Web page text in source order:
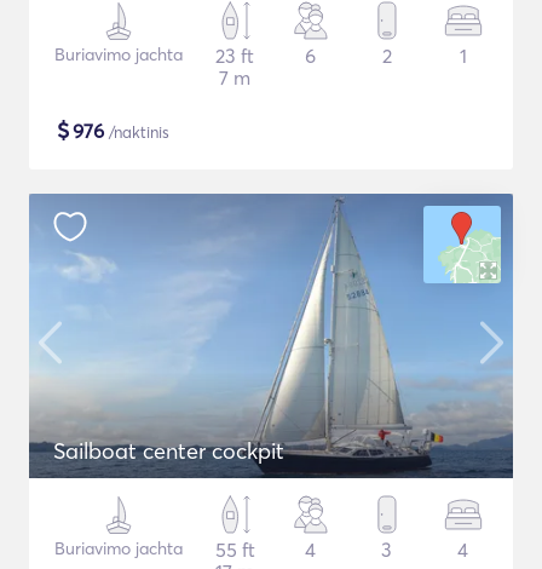
Buriavimo jachta
23 ft
7 m
6 2 1
$976 /naktinis
Sailboat center cockpit
Buriavimo jachta
55 ft
4 3 4